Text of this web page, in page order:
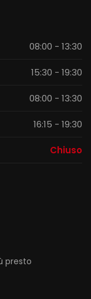
08:00 - 13:30
15:30 - 19:30
08:00 - 13:30
16:15 - 19:30
Chiuso
presto